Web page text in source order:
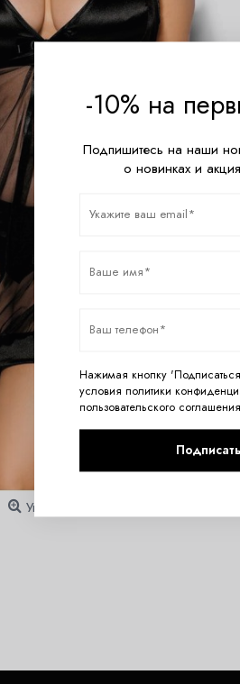
Увеличить
-10% на
Подпишитесь на наши
о новинках и
Нажимая кнопку
условия политики
пользовательского соглашения